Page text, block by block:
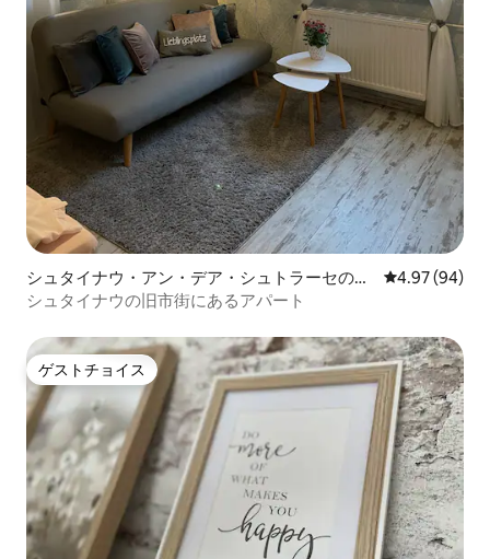
シュタイナウ・アン・デア・シュトラーセのマ
ンション・アパート
レビュー94
4.97 (94)
シュタイナウの旧市街にあるアパート
ゲストチョイス
ゲストチョイス